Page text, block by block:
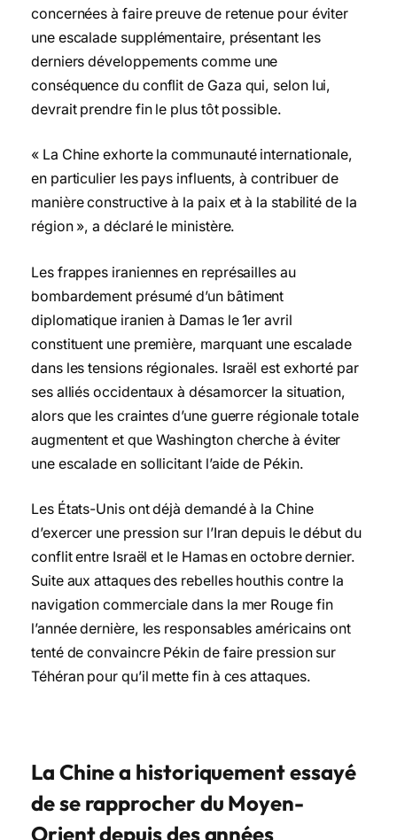
concernées à faire preuve de retenue pour éviter
une escalade supplémentaire, présentant les
derniers développements comme une
conséquence du conflit de Gaza qui, selon lui,
devrait prendre fin le plus tôt possible.
« La Chine exhorte la communauté internationale,
en particulier les pays influents, à contribuer de
manière constructive à la paix et à la stabilité de la
région », a déclaré le ministère.
Les frappes iraniennes en représailles au
bombardement présumé d’un bâtiment
diplomatique iranien à Damas le 1er avril
constituent une première, marquant une escalade
dans les tensions régionales. Israël est exhorté par
ses alliés occidentaux à désamorcer la situation,
alors que les craintes d’une guerre régionale totale
augmentent et que Washington cherche à éviter
une escalade en sollicitant l’aide de Pékin.
Les États-Unis ont déjà demandé à la Chine
d’exercer une pression sur l’Iran depuis le début du
conflit entre Israël et le Hamas en octobre dernier.
Suite aux attaques des rebelles houthis contre la
navigation commerciale dans la mer Rouge fin
l’année dernière, les responsables américains ont
tenté de convaincre Pékin de faire pression sur
Téhéran pour qu’il mette fin à ces attaques.
La Chine a historiquement essayé
de se rapprocher du Moyen-
Orient depuis des années